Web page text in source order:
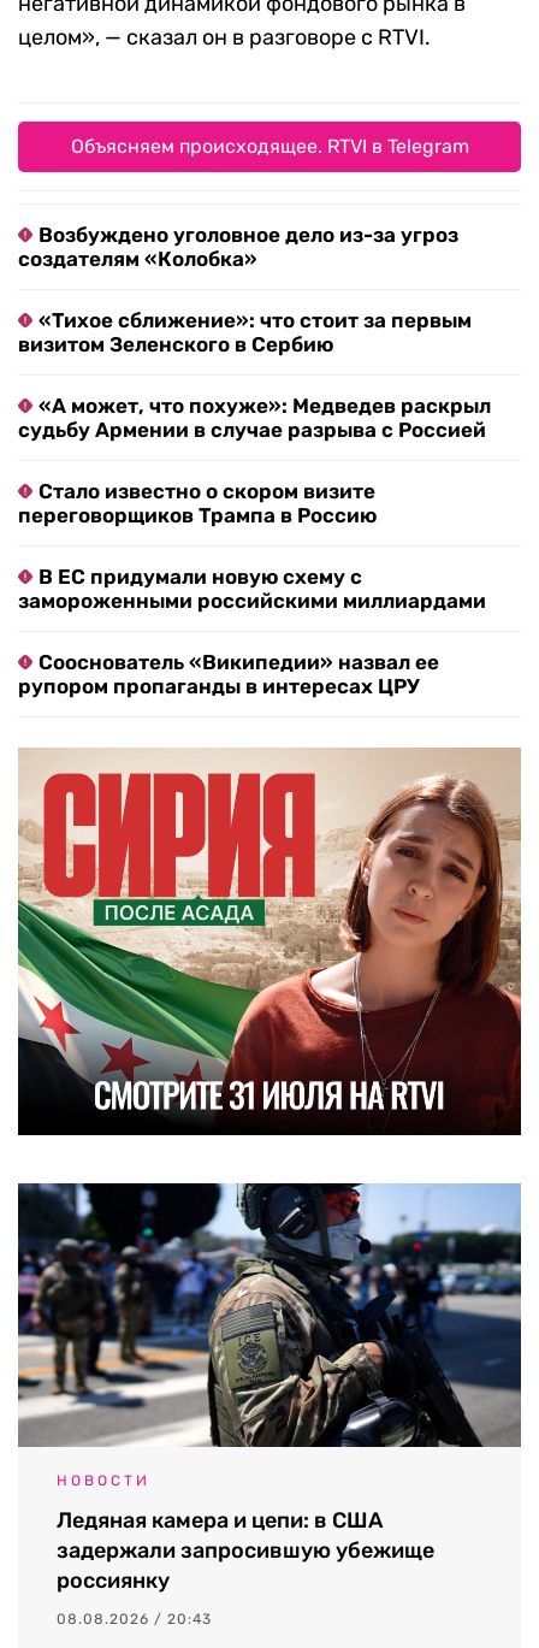
целом», — сказал он в разговоре с RTVI.
Объясняем происходящее. RTVI в Telegram
Возбуждено уголовное дело из-за угроз
создателям «Колобка»
«Тихое сближение»: что стоит за первым
визитом Зеленского в Сербию
«А может, что похуже»: Медведев раскрыл
судьбу Армении в случае разрыва с Россией
Стало известно о скором визите
переговорщиков Трампа в Россию
В ЕС придумали новую схему с
замороженными российскими миллиардами
Сооснователь «Википедии» назвал ее
рупором пропаганды в интересах ЦРУ
НОВОСТИ
Ледяная камера и цепи: в США
задержали запросившую убежище
россиянку
08.08.2026 / 20:43